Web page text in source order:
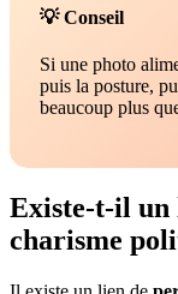
💡 Conseil
Si une photo
puis la posture,
beaucoup plus
Existe-t-il un
charisme